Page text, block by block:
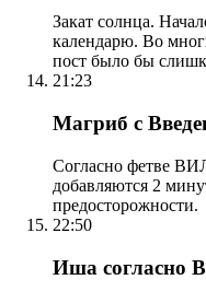
Закат солнца.
календарю. Во
пост было бы
21:23
Магриб с
Согласно фетве
добавляются 2
предосторожности.
22:50
Иша согласно